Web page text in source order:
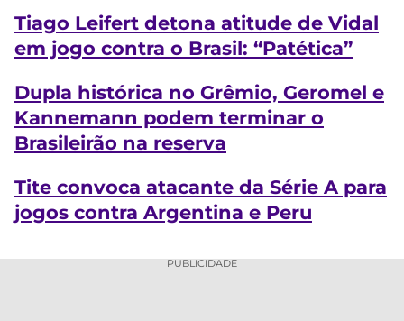
Tiago Leifert detona atitude de Vidal
em jogo contra o Brasil: “Patética”
Dupla histórica no Grêmio, Geromel e
Kannemann podem terminar o
Brasileirão na reserva
Tite convoca atacante da Série A para
jogos contra Argentina e Peru
PUBLICIDADE